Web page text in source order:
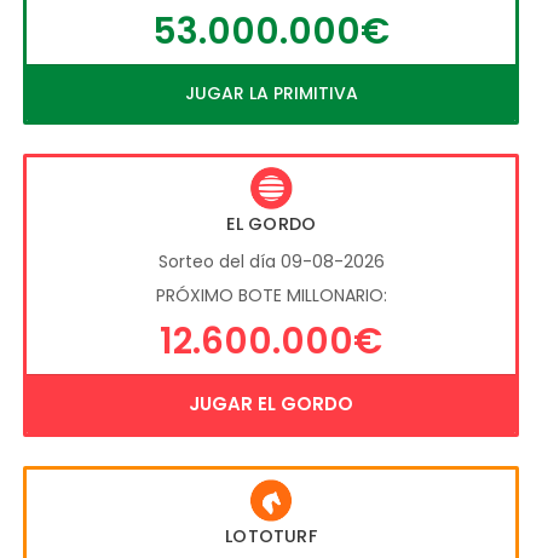
53.000.000€
JUGAR LA PRIMITIVA
EL GORDO
Sorteo del día 09-08-2026
PRÓXIMO BOTE MILLONARIO:
12.600.000€
JUGAR EL GORDO
LOTOTURF